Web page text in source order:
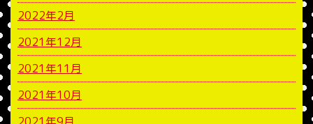
2022年2月
2021年12月
2021年11月
2021年10月